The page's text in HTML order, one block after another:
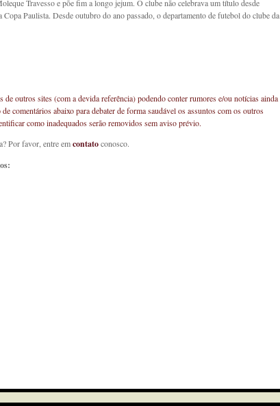
Travesso e põe fim a longo jejum. O clube não celebrava um título desde
Copa Paulista. Desde outubro do ano passado, o departamento de futebol do clube da
outros sites (com a devida referência) podendo conter rumores e/ou notícias ainda
comentários abaixo para debater de forma saudável os assuntos com os outros
como inadequados serão removidos sem aviso prévio.
Por favor, entre emcontatoconosco.